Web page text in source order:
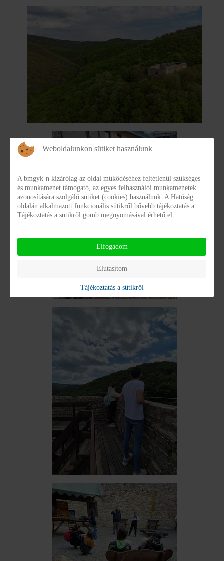
Weboldalunkon sütiket használunk
A bmgyk-n kizárólag az oldal működéséhez feltétlenül szükséges
és munkamenet támogató, az egyes felhasználói munkamenetek
azonosítására szolgáló sütiket (cookies) használunk. A Hatóság
oldalán alkalmazott funkcionális sütikről bővebb tájékoztatás a
Tájékoztatás a sütikről gomb megnyomásával érhető el.
Elfogadom
Elutasítom
Tájékoztatás a sütikről